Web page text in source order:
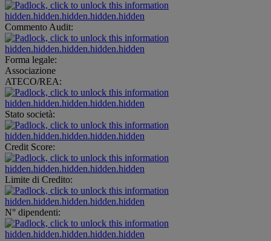
hidden.hidden.hidden.hidden.hidden
Commento Audit:
hidden.hidden.hidden.hidden.hidden
Forma legale:
Associazione
ATECO/REA:
hidden.hidden.hidden.hidden.hidden
Stato società:
hidden.hidden.hidden.hidden.hidden
Credit Score:
hidden.hidden.hidden.hidden.hidden
Limite di Credito:
hidden.hidden.hidden.hidden.hidden
N° dipendenti:
hidden.hidden.hidden.hidden.hidden